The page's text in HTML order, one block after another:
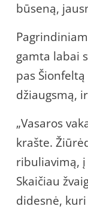
būseną,
gamta labai
pas
džiaugsmą,
„Vasaros
krašte.
ribuliavimą,
Skaičiau
didesnė,